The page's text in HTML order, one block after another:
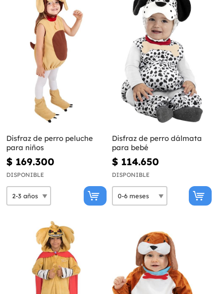
Disfraz de perro peluche
para niños
$ 169.300
DISPONIBLE
Disfraz de perro dálmata
para bebé
$ 114.650
DISPONIBLE